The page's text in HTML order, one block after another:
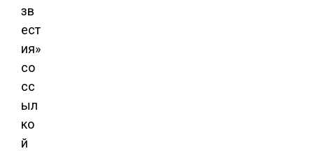
зв
ест
ия»
со
сс
ыл
ко
й